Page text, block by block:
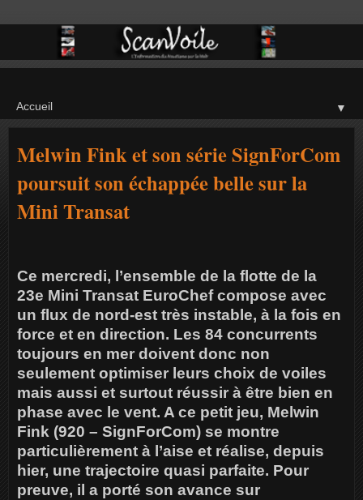
▼
Melwin Fink et son série SignForCom
poursuit son échappée belle sur la
Mini Transat
Ce mercredi, l’ensemble de la flotte de la
23e Mini Transat EuroChef compose avec
un flux de nord-est très instable, à la fois en
force et en direction. Les 84 concurrents
toujours en mer doivent donc non
seulement optimiser leurs choix de voiles
mais aussi et surtout réussir à être bien en
phase avec le vent. A ce petit jeu, Melwin
Fink (920 – SignForCom) se montre
particulièrement à l’aise et réalise, depuis
hier, une trajectoire quasi parfaite. Pour
preuve, il a porté son avance sur